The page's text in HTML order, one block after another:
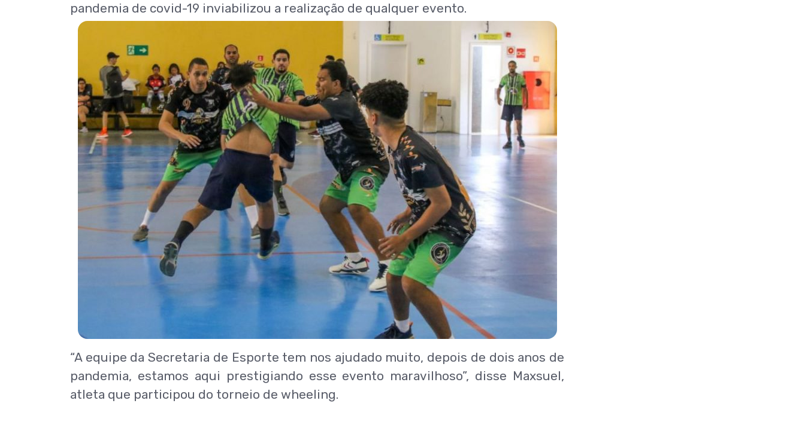
pandemia de covid-19 inviabilizou a realização de qualquer evento.
“A equipe da Secretaria de Esporte tem nos ajudado muito, depois de dois anos de
pandemia, estamos aqui prestigiando esse evento maravilhoso”, disse Maxsuel,
atleta que participou do torneio de wheeling.